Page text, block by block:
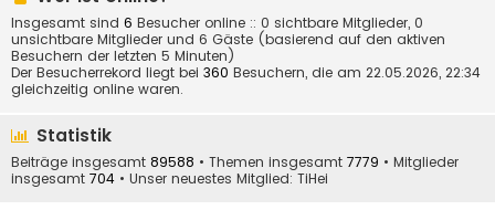
Insgesamt sind 6 Besucher online :: 0 sichtbare Mitglieder, 0
unsichtbare Mitglieder und 6 Gäste (basierend auf den aktiven
Besuchern der letzten 5 Minuten)
Der Besucherrekord liegt bei 360 Besuchern, die am 22.05.2026, 22:34
gleichzeitig online waren.
Statistik
Beiträge insgesamt 89588 • Themen insgesamt 7779 • Mitglieder
insgesamt 704 • Unser neuestes Mitglied: TiHei